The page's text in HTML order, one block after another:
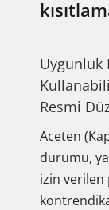
Uygunluk
Resmi
Aceten
durumu,
izin verilen